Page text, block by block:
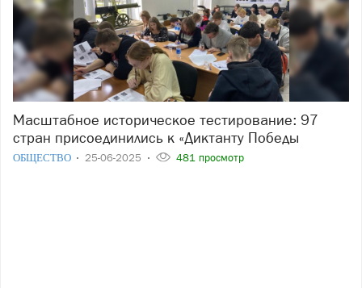
Масштабное историческое тестирование: 97
стран присоединились к «Диктанту Победы
ОБЩЕСТВО 25-06-2025 481 просмотр